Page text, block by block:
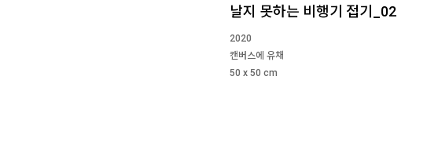
날지 못하는 비행기 접기_02
2020
캔버스에 유채
50 x 50 cm